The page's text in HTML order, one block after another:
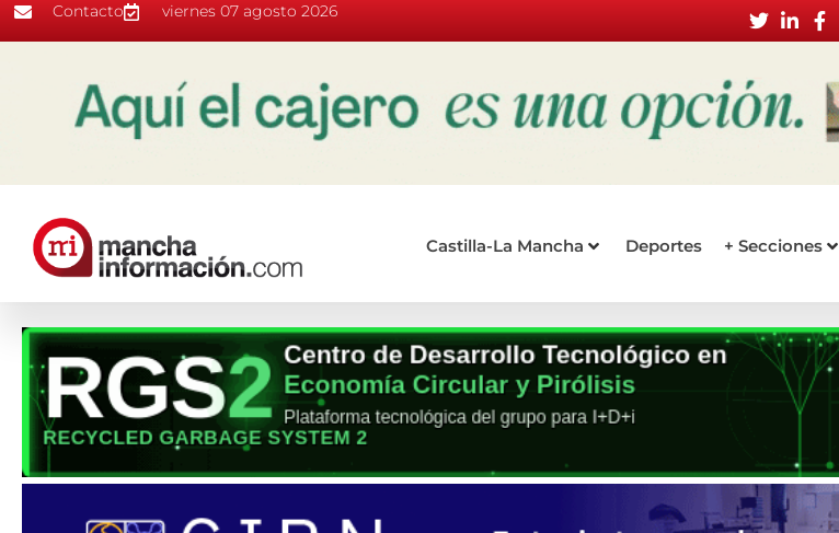
Contacto viernes 07 agosto 2026
Castilla-La Mancha Deportes + Secciones